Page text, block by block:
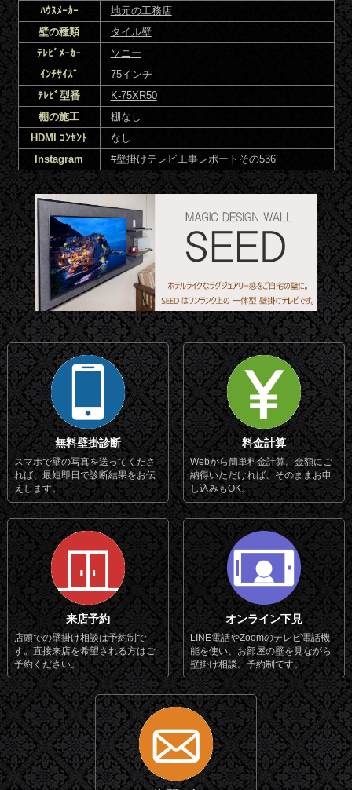
ﾊｳｽﾒｰｶｰ
地元の工務店
壁の種類
タイル壁
ﾃﾚﾋﾞﾒｰｶｰ
ソニー
ｲﾝﾁｻｲｽﾞ
75インチ
ﾃﾚﾋﾞ型番
K-75XR50
棚の施工
棚なし
HDMI ｺﾝｾﾝﾄ
なし
Instagram
#壁掛けテレビ工事レポートその536
無料壁掛診断
スマホで壁の写真を送ってくださ
れば、最短即日で診断結果をお伝
えします。
料金計算
Webから簡単料金計算。金額にご
納得いただければ、そのままお申
し込みもOK。
来店予約
店頭での壁掛け相談は予約制で
す。直接来店を希望される方はご
予約ください。
オンライン下見
LINE電話やZoomのテレビ電話機
能を使い、お部屋の壁を見ながら
壁掛け相談。予約制です。